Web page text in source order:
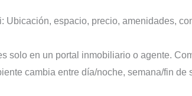
Ubicación, espacio, precio, amenidades,
solo en un portal inmobiliario o agente.
cambia entre día/noche, semana/fin